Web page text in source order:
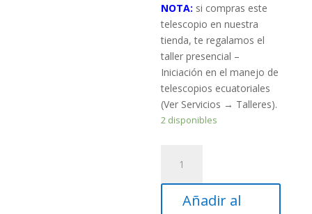
NOTA: si compras este
telescopio en nuestra
tienda, te regalamos el
taller presencial –
Iniciación en el manejo de
telescopios ecuatoriales
(Ver Servicios → Talleres).
2 disponibles
refractor
Sky-
WatcherAñadir al